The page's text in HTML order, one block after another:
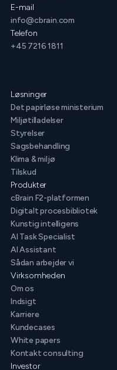
E-mail
info@cbrain.com
Telefon
+45 7216 1811
Løsninger
Det papirløse ministerium
Miljøtilladelser
Styrelser
Sagsbehandling
Klima & miljø
Tilskud
Produkter
cBrain F2-platformen
Digitalt procesbibliotek
Kunstig intelligens
AI Task Specialist
AI Assistant
Sådan arbejder vi
Virksomheden
Om os
Indsigt
Karriere
Kundecases
White papers
Kontakt consulting
Investor